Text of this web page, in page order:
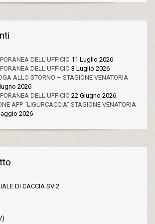
DELL’UFFICIO 11 Luglio 2026
DELL’UFFICIO 3 Luglio 2026
ALLO STORNO – STAGIONE VENATORIA
2026
DELL’UFFICIO 22 Giugno 2026
APP “LIGURCACCIA” STAGIONE VENATORIA
2026
DI CACCIA SV 2